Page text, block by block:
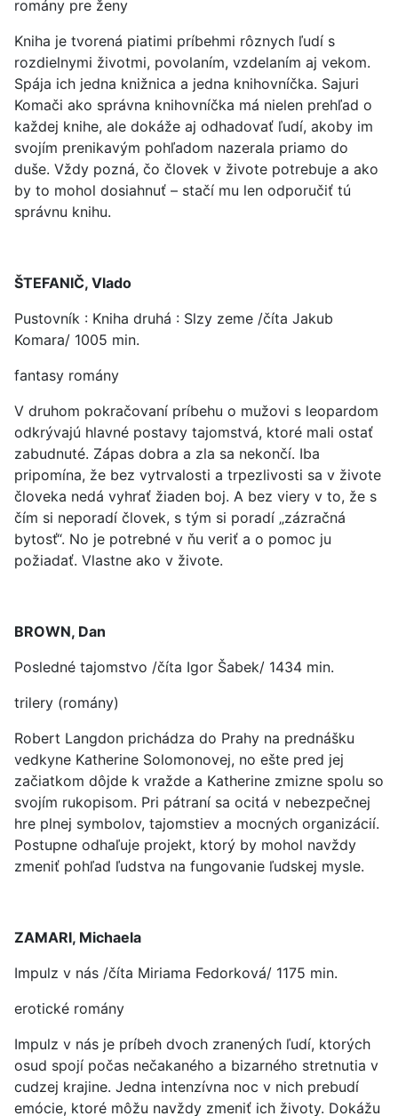
romány pre ženy
Kniha je tvorená piatimi príbehmi rôznych ľudí s
rozdielnymi životmi, povolaním, vzdelaním aj vekom.
Spája ich jedna knižnica a jedna knihovníčka. Sajuri
Komači ako správna knihovníčka má nielen prehľad o
každej knihe, ale dokáže aj odhadovať ľudí, akoby im
svojím prenikavým pohľadom nazerala priamo do
duše. Vždy pozná, čo človek v živote potrebuje a ako
by to mohol dosiahnuť – stačí mu len odporučiť tú
správnu knihu.
ŠTEFANIČ, Vlado
Pustovník : Kniha druhá : Slzy zeme /číta Jakub
Komara/ 1005 min.
fantasy romány
V druhom pokračovaní príbehu o mužovi s leopardom
odkrývajú hlavné postavy tajomstvá, ktoré mali ostať
zabudnuté. Zápas dobra a zla sa nekončí. Iba
pripomína, že bez vytrvalosti a trpezlivosti sa v živote
človeka nedá vyhrať žiaden boj. A bez viery v to, že s
čím si neporadí človek, s tým si poradí „zázračná
bytosť“. No je potrebné v ňu veriť a o pomoc ju
požiadať. Vlastne ako v živote.
BROWN, Dan
Posledné tajomstvo /číta Igor Šabek/ 1434 min.
trilery (romány)
Robert Langdon prichádza do Prahy na prednášku
vedkyne Katherine Solomonovej, no ešte pred jej
začiatkom dôjde k vražde a Katherine zmizne spolu so
svojím rukopisom. Pri pátraní sa ocitá v nebezpečnej
hre plnej symbolov, tajomstiev a mocných organizácií.
Postupne odhaľuje projekt, ktorý by mohol navždy
zmeniť pohľad ľudstva na fungovanie ľudskej mysle.
ZAMARI, Michaela
Impulz v nás /číta Miriama Fedorková/ 1175 min.
erotické romány
Impulz v nás je príbeh dvoch zranených ľudí, ktorých
osud spojí počas nečakaného a bizarného stretnutia v
cudzej krajine. Jedna intenzívna noc v nich prebudí
emócie, ktoré môžu navždy zmeniť ich životy. Dokážu